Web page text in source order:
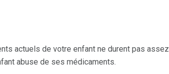
actuels de votre enfant ne durent pas assez
abuse de ses médicaments.